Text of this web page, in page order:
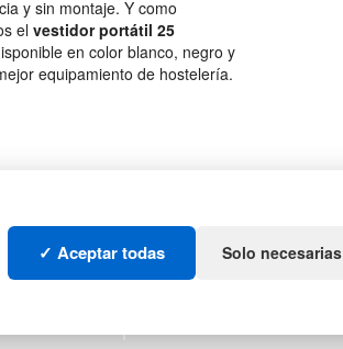
y sin montaje. Y como
el vestidor portátil 25
en color blanco, negro y
equipamiento de hostelería.
PALETS
CONTENEDORES DE PLÁSTICO
LIQUIDACIÓN Y SOBRANTES
✓ Aceptar todas Solo necesarias